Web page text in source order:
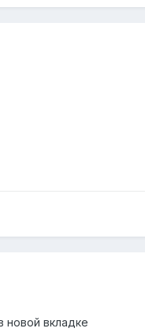
новой вкладке